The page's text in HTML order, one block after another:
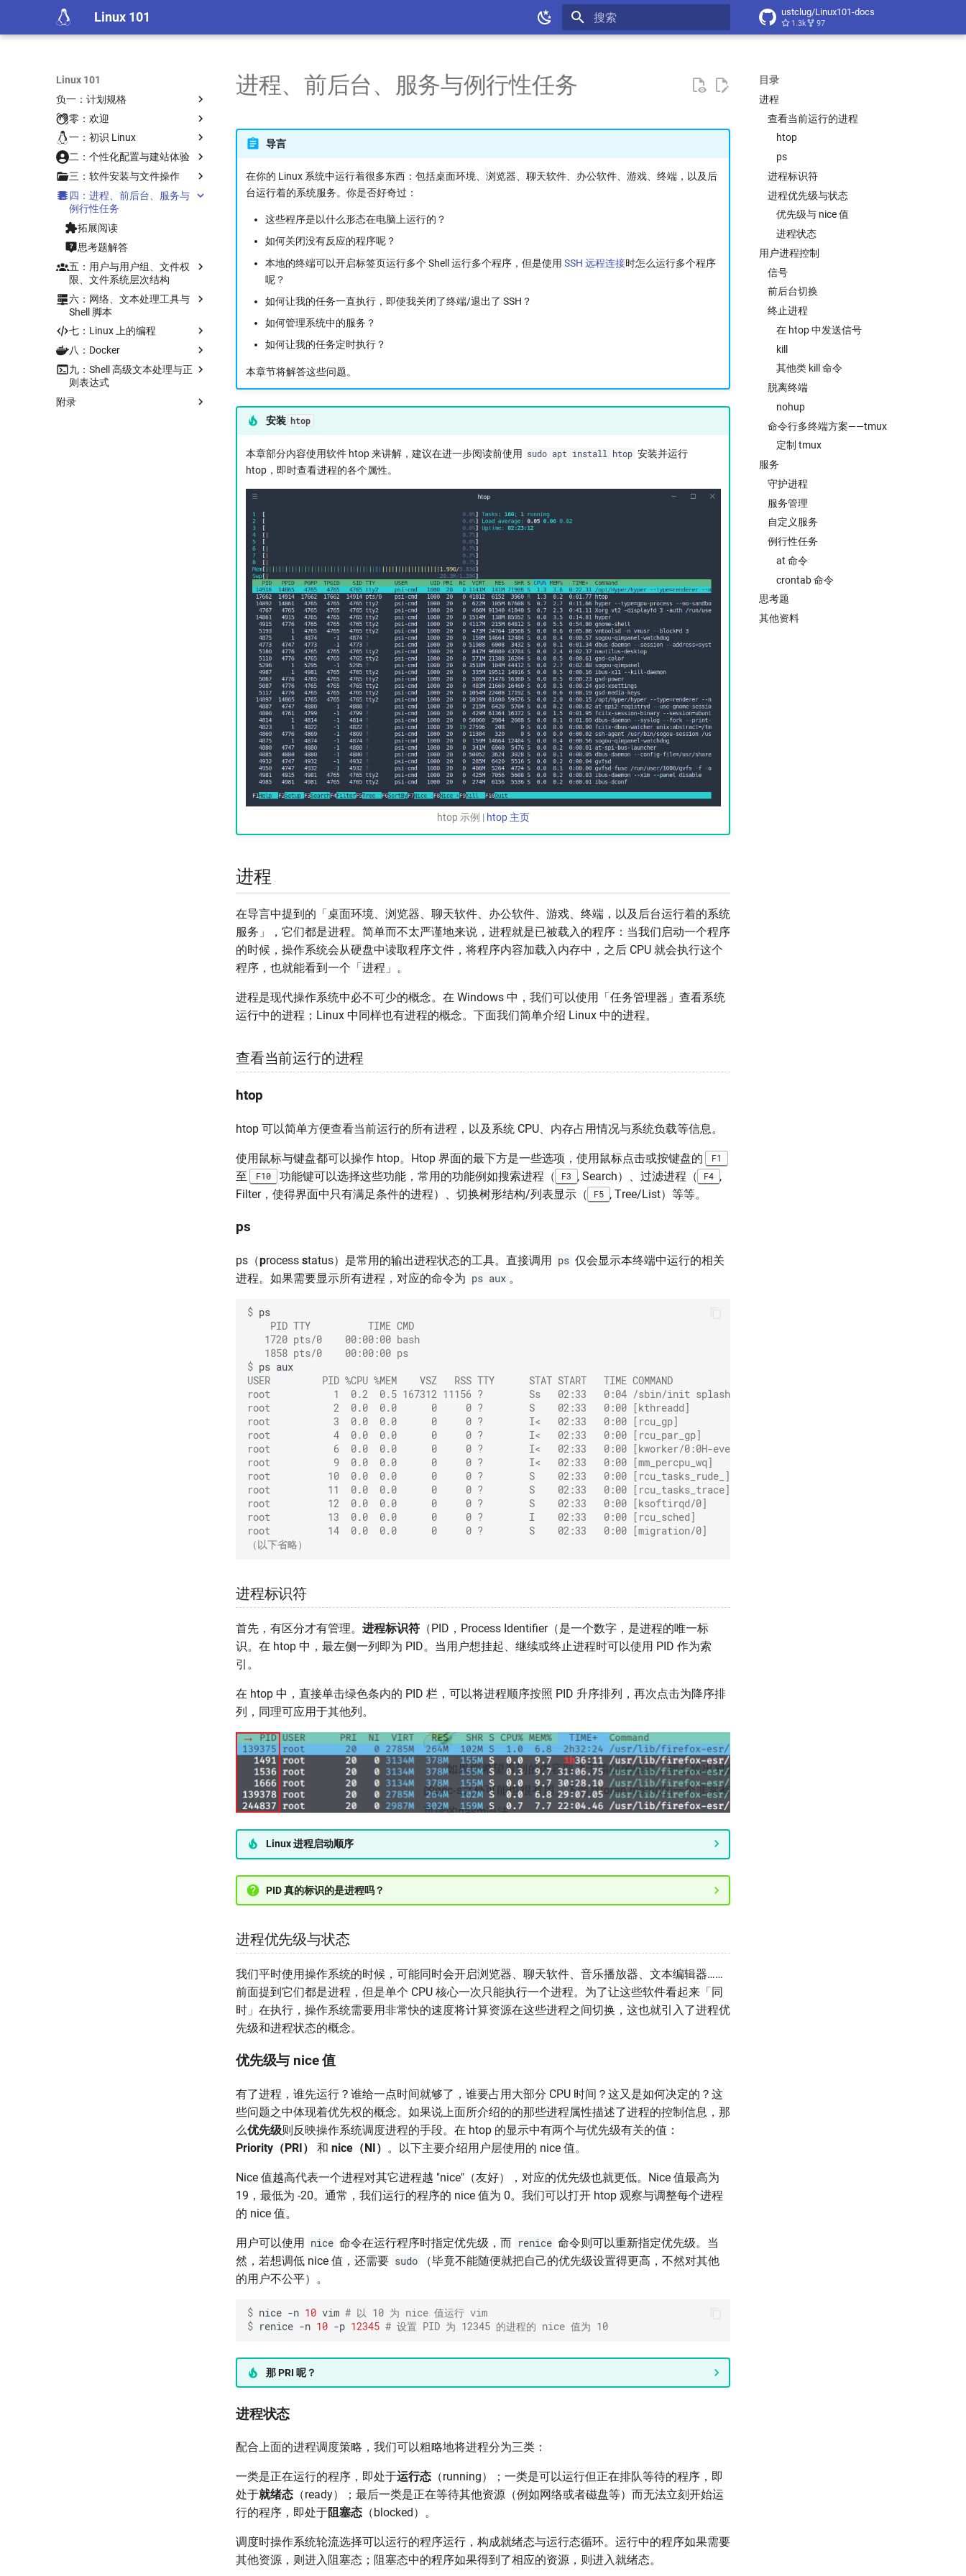
Linux 101 ustclug/Linux101-docs
1.3k 97
Linux 101
负一：计划规格
章节编写指导
演示文稿规格
零：欢迎
记号约定
功劳簿
一：初识 Linux
拓展阅读
思考题解答
二：个性化配置与建站体验
拓展阅读
思考题解答
三：软件安装与文件操作
拓展阅读
思考题解答
四：进程、前后台、服务与
例行性任务
拓展阅读
思考题解答
五：用户与用户组、文件权
限、文件系统层次结构
拓展阅读
思考题解答
六：网络、文本处理工具与
Shell 脚本
拓展阅读
思考题解答
七：Linux 上的编程
拓展阅读
八：Docker
拓展阅读
九：Shell 高级文本处理与正
则表达式
附录
目录
进程
查看当前运行的进程
htop
ps
进程标识符
进程优先级与状态
优先级与 nice 值
进程状态
用户进程控制
信号
前后台切换
终止进程
在 htop 中发送信号
kill
其他类 kill 命令
脱离终端
nohup
命令行多终端方案——tmux
定制 tmux
服务
守护进程
服务管理
自定义服务
例行性任务
at 命令
crontab 命令
思考题
其他资料
进程、前后台、服务与例行性任务
导言
在你的 Linux 系统中运行着很多东西：包括桌面环境、浏览器、聊天软件、办公软件、游戏、终端，以及后
台运行着的系统服务。你是否好奇过：
这些程序是以什么形态在电脑上运行的？
如何关闭没有反应的程序呢？
本地的终端可以开启标签页运行多个 Shell 运行多个程序，但是使用 SSH 远程连接时怎么运行多个程序
呢？
如何让我的任务一直执行，即使我关闭了终端/退出了 SSH？
如何管理系统中的服务？
如何让我的任务定时执行？
本章节将解答这些问题。
安装 htop
本章部分内容使用软件 htop 来讲解，建议在进一步阅读前使用 sudo apt install htop 安装并运行
htop，即时查看进程的各个属性。
htop 示例 | htop 主页
进程
在导言中提到的「桌面环境、浏览器、聊天软件、办公软件、游戏、终端，以及后台运行着的系统
服务」，它们都是进程。简单而不太严谨地来说，进程就是已被载入的程序：当我们启动一个程序
的时候，操作系统会从硬盘中读取程序文件，将程序内容加载入内存中，之后 CPU 就会执行这个
程序，也就能看到一个「进程」。
进程是现代操作系统中必不可少的概念。在 Windows 中，我们可以使用「任务管理器」查看系统
运行中的进程；Linux 中同样也有进程的概念。下面我们简单介绍 Linux 中的进程。
查看当前运行的进程
htop
htop 可以简单方便查看当前运行的所有进程，以及系统 CPU、内存占用情况与系统负载等信息。
使用鼠标与键盘都可以操作 htop。Htop 界面的最下方是一些选项，使用鼠标点击或按键盘的 F1
至 F10 功能键可以选择这些功能，常用的功能例如搜索进程（ F3 , Search）、过滤进程（ F4 ,
Filter，使得界面中只有满足条件的进程）、切换树形结构/列表显示（
F5 , Tree/List）等等。
ps
ps（process status）是常用的输出进程状态的工具。直接调用 ps 仅会显示本终端中运行的相关
进程。如果需要显示所有进程，对应的命令为 ps aux 。
$
    PID TTY          TIME CMD
   1720 pts/0    00:00:00 bash
   1858 pts/0    00:00:00 ps
$ ps
USER         PID %CPU %MEM    VSZ   RSS TTY      STAT START   TIME COMMAND
root           1  0.2  0.5 167312 11156 ?        Ss   02:33   0:04 /sbin/init splash
root           2  0.0  0.0      0     0 ?        S    02:33   0:00 [kthreadd]
root           3  0.0  0.0      0     0 ?        I<   02:33   0:00 [rcu_gp]
root           4  0.0  0.0      0     0 ?        I<   02:33   0:00 [rcu_par_gp]
root           6  0.0  0.0      0     0 ?        I<   02:33   0:00 [kworker/0:0H-events_highpri]
root           9  0.0  0.0      0     0 ?        I<   02:33   0:00 [mm_percpu_wq]
root          10  0.0  0.0      0     0 ?        S    02:33   0:00 [rcu_tasks_rude_]
root          11  0.0  0.0      0     0 ?        S    02:33   0:00 [rcu_tasks_trace]
root          12  0.0  0.0      0     0 ?        S    02:33   0:00 [ksoftirqd/0]
root          13  0.0  0.0      0     0 ?        I    02:33   0:00 [rcu_sched]
root          14  0.0  0.0      0     0 ?        S    02:33   0:00 [migration/0]
（以下省略）
进程标识符
首先，有区分才有管理。 进程标识符 （PID，Process Identifier（是一个数字，是进程的唯一标
识。在 htop 中，最左侧一列即为 PID。当用户想挂起、继续或终止进程时可以使用 PID 作为索
引。
在 htop 中，直接单击绿色条内的 PID 栏，可以将进程顺序按照 PID 升序排列，再次点击为降序排
列，同理可应用于其他列。
Linux 进程启动顺序
PID 真的标识的是进程吗？
进程优先级与状态
我们平时使用操作系统的时候，可能同时会开启浏览器、聊天软件、音乐播放器、文本编辑器……
前面提到它们都是进程，但是单个 CPU 核心一次只能执行一个进程。为了让这些软件看起来「同
时」在执行，操作系统需要用非常快的速度将计算资源在这些进程之间切换，这也就引入了进程优
先级和进程状态的概念。
优先级与 nice 值
有了进程，谁先运行？谁给一点时间就够了，谁要占用大部分 CPU 时间？这又是如何决定的？这
些问题之中体现着优先权的概念。如果说上面所介绍的的那些进程属性描述了进程的控制信息，那
么优先级则反映操作系统调度进程的手段。在 htop 的显示中有两个与优先级有关的值：
Priority（PRI）
和 nice（NI） 。以下主要介绍用户层使用的 nice 值。
Nice 值越高代表一个进程对其它进程越 "nice"（友好），对应的优先级也就更低。Nice 值最高为
19，最低为 -20。通常，我们运行的程序的 nice 值为 0。我们可以打开 htop 观察与调整每个进程
的 nice 值。
用户可以使用 nice 命令在运行程序时指定优先级，而 renice 命令则可以重新指定优先级。当
然，若想调低 nice 值，还需要 sudo
（毕竟不能随便就把自己的优先级设置得更高，不然对其他
的用户不公平）。
$ nice -n 10 vim # 以 10 为 nice 值运行 vim
$ renice -n 10 -p 12345 # 设置 PID 为 12345 的进程的 nice 值为 10
那 PRI 呢？
进程状态
配合上面的进程调度策略，我们可以粗略地将进程分为三类：
一类是正在运行的程序，即处于运行态 （running）；一类是可以运行但正在排队等待的程序，即
处于就绪态 （ready）；最后一类是正在等待其他资源（例如网络或者磁盘等）而无法立刻开始运
行的程序，即处于阻塞态 （blocked）。
调度时操作系统轮流选择可以运行的程序运行，构成就绪态与运行态循环。运行中的程序如果需要
其他资源，则进入阻塞态；阻塞态中的程序如果得到了相应的资源，则进入就绪态。